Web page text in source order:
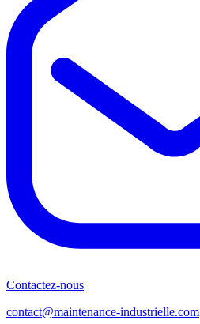
Contactez-nous
contact@maintenance-industrielle.com